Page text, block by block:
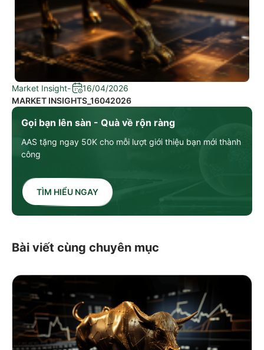
Gọi bạn lên sàn - Quà về rộn ràng
AAS tặng ngay 50K cho mỗi lượt giới thiệu bạn mới thành
công
TÌM HIỂU NGAY
Market Insight-
16/04/2026
MARKET INSIGHTS_16042026
Bài viết cùng chuyên mục